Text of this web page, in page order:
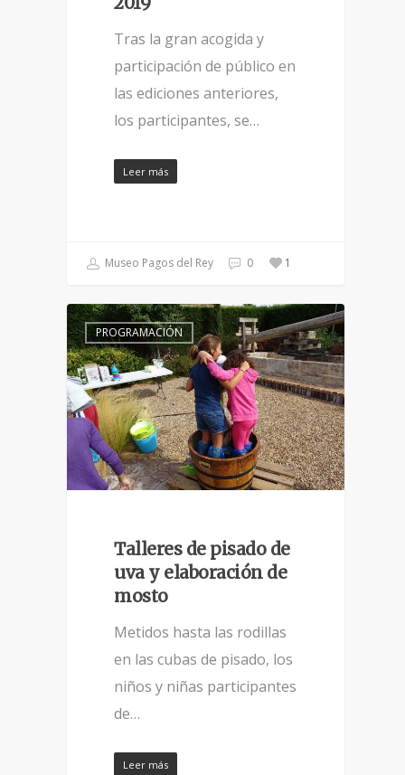
Tras la gran acogida y
participación de público en
las ediciones anteriores,
los participantes, se…
Leer más
Museo Pagos del Rey 0 1
PROGRAMACIÓN
Talleres de pisado de
uva y elaboración de
mosto
Metidos hasta las rodillas
en las cubas de pisado, los
niños y niñas participantes
de…
Leer más